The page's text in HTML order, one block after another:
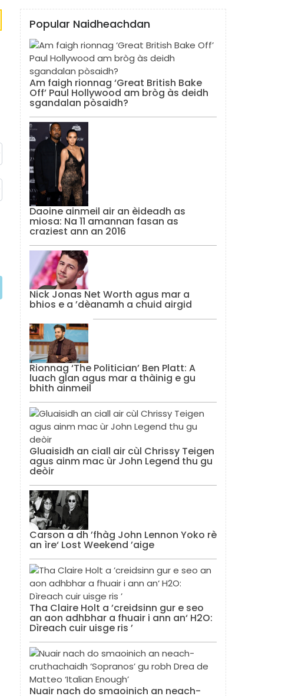
Popular Naidheachdan
Am faigh rionnag ‘Great British Bake
Off’ Paul Hollywood am bròg às deidh
sgandalan pòsaidh?
Daoine ainmeil air an èideadh as
miosa: Na 11 amannan fasan as
craziest ann an 2016
Nick Jonas Net Worth agus mar a
bhios e a ’dèanamh a chuid airgid
Rionnag ‘The Politician’ Ben Platt: A
luach glan agus mar a thàinig e gu
bhith ainmeil
Gluaisidh an ciall air cùl Chrissy Teigen
agus ainm mac ùr John Legend thu gu
deòir
Carson a dh ’fhàg John Lennon Yoko rè
an ìre‘ Lost Weekend ’aige
Tha Claire Holt a ’creidsinn gur e seo
an aon adhbhar a fhuair i ann an‘ H2O:
Dìreach cuir uisge ris ’
Nuair nach do smaoinich an neach-